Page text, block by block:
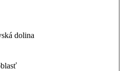
dolina